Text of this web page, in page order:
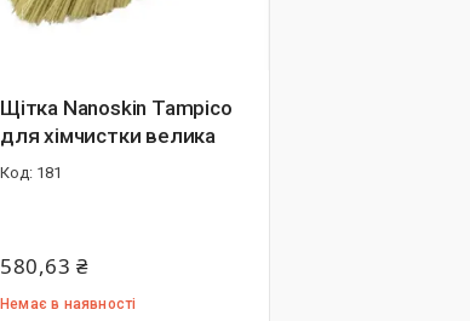
Щітка Nanoskin Tampico
для хімчистки велика
181
580,63 ₴
Немає в наявності